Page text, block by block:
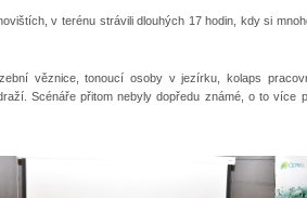
v terénu strávili dlouhých 17 hodin, kdy si
věznice, tonoucí osoby v jezírku, kolaps
Scénáře přitom nebyly dopředu známé, o to více